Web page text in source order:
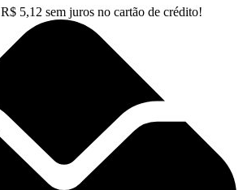
R$ 5,12 sem juros no cartão de crédito!